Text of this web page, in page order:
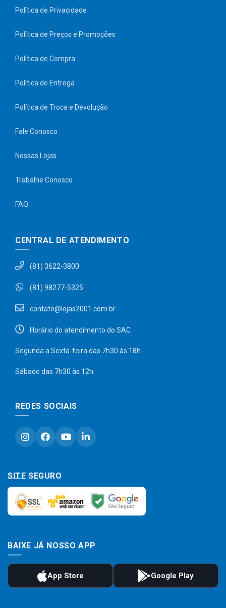
Política de Privacidade
Política de Preços e Promoções
Política de Compra
Política de Entrega
Política de Troca e Devolução
Fale Conosco
Nossas Lojas
Trabalhe Conosco
FAQ
CENTRAL DE ATENDIMENTO
(81) 3622-3800
(81) 98277-5325
contato@lojas2001.com.br
Horário do atendimento do SAC
Segunda a Sexta-feira das 7h30 às 18h
Sábado das 7h30 às 12h
REDES SOCIAIS
SITE SEGURO
BAIXE JÁ NOSSO APP